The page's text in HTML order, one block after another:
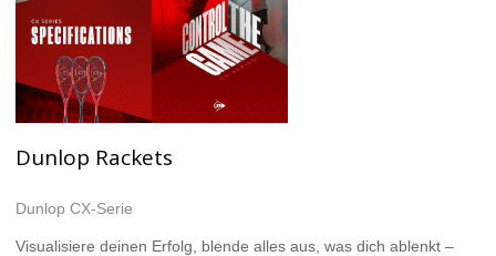
Dunlop Rackets
Dunlop CX-Serie
Visualisiere deinen Erfolg, blende alles aus, was dich ablenkt –